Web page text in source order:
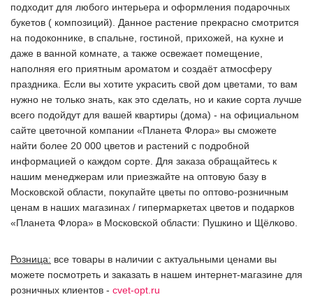
подходит для любого интерьера и оформления подарочных
букетов ( композиций). Данное растение прекрасно смотрится
на подоконнике, в спальне, гостиной, прихожей, на кухне и
даже в ванной комнате, а также освежает помещение,
наполняя его приятным ароматом и создаёт атмосферу
праздника. Если вы хотите украсить свой дом цветами, то вам
нужно не только знать, как это сделать, но и какие сорта лучше
всего подойдут для вашей квартиры (дома) - на официальном
сайте цветочной компании «Планета Флора» вы сможете
найти более 20 000 цветов и растений с подробной
информацией о каждом сорте. Для заказа обращайтесь к
нашим менеджерам или приезжайте на оптовую базу в
Московской области, покупайте цветы по оптово-розничным
ценам в наших магазинах / гипермаркетах цветов и подарков
«Планета Флора» в Московской области: Пушкино и Щёлково.
Розница: все товары в наличии с актуальными ценами вы
можете посмотреть и заказать в нашем интернет-магазине для
розничных клиентов - cvet-opt.ru